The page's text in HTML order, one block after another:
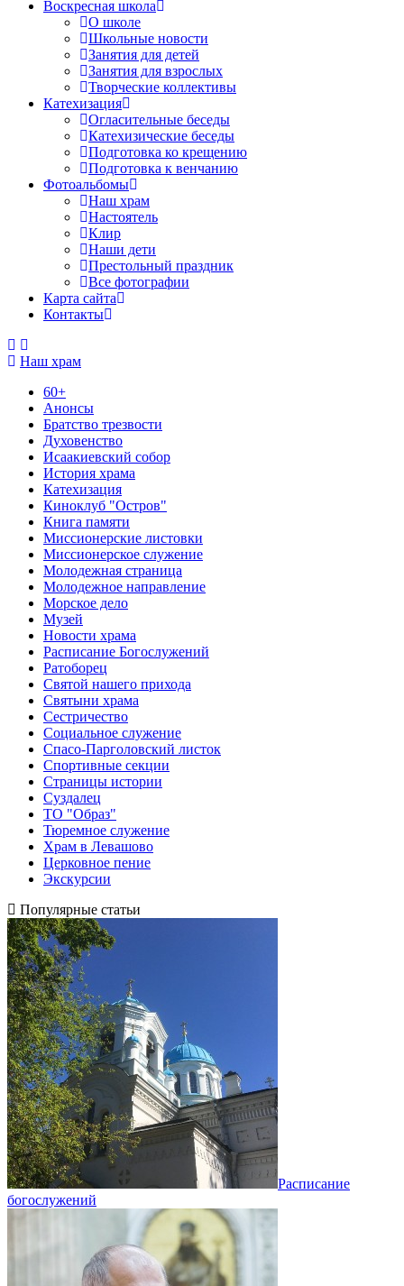
Воскресная школа
О школе
Школьные новости
Занятия для детей
Занятия для взрослых
Творческие коллективы
Катехизация
Огласительные беседы
Катехизические беседы
Подготовка ко крещению
Подготовка к венчанию
Фотоальбомы
Наш храм
Настоятель
Клир
Наши дети
Престольный праздник
Все фотографии
Карта сайта
Контакты
Наш храм
60+
Анонсы
Братство трезвости
Духовенство
Исаакиевский собор
История храма
Катехизация
Киноклуб "Остров"
Книга памяти
Миссионерские листовки
Миссионерское служение
Молодежная страница
Молодежное направление
Морское дело
Музей
Новости храма
Расписание Богослужений
Ратоборец
Святой нашего прихода
Святыни храма
Сестричество
Социальное служение
Спасо-Парголовский листок
Спортивные секции
Страницы истории
Суздалец
ТО "Образ"
Тюремное служение
Храм в Левашово
Церковное пение
Экскурсии
Популярные статьи
Расписание
богослужений